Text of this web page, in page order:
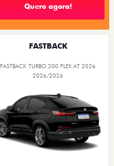
Quero agora!
FASTBACK
FASTBACK TURBO 200 FLEX AT 2026
2026/2026